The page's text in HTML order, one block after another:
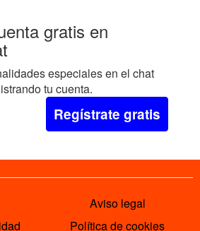
gratis en
especiales en el chat
tu cuenta.
Regístrate gratis
Aviso legal
Política de cookies